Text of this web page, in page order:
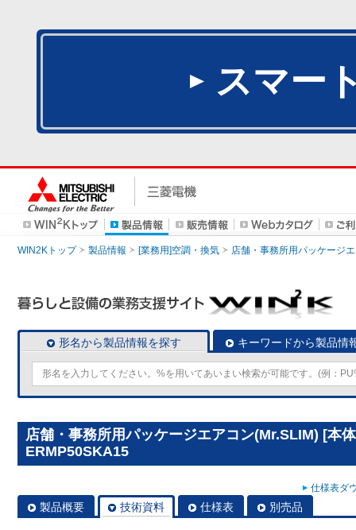
スマー
WIN2Kトップ 製品情報 [業務用]空調・換気 店舗・事務所用パッケージ
形名から製品情報を探す キーワードから製品情
店舗・事務所用パッケージエアコン(Mr.SLIM) [本
ERMP50SKA15
仕様表ダ
製品概要 技術資料 仕様表 別売品